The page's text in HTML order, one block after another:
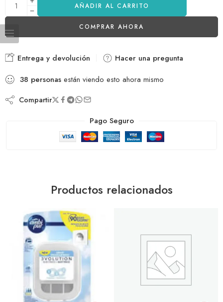
AÑADIR AL CARRITO
COMPRAR AHORA
Entrega y devolución
Hacer una pregunta
38 personas están viendo esto ahora mismo
Compartir
Pago Seguro
Productos relacionados